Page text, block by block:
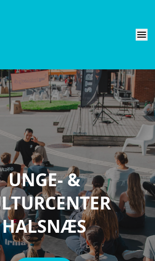
menu
UNGE- &
HALSNÆS